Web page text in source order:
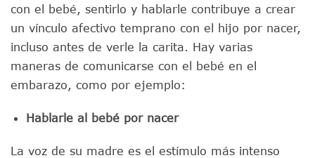
con el bebé, sentirlo y hablarle contribuye a crear
un vínculo afectivo temprano con el hijo por nacer,
incluso antes de verle la carita. Hay varias
maneras de comunicarse con el bebé en el
embarazo, como por ejemplo:
Hablarle al bebé por nacer
La voz de su madre es el estímulo más intenso